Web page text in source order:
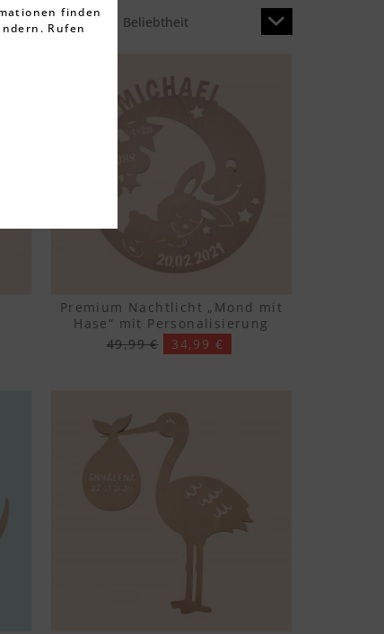
Sortierung:
Premium Nachtlicht „Mond mit
Hase“ mit Personalisierung
49,99 €
34,99 €
finden
Rufen